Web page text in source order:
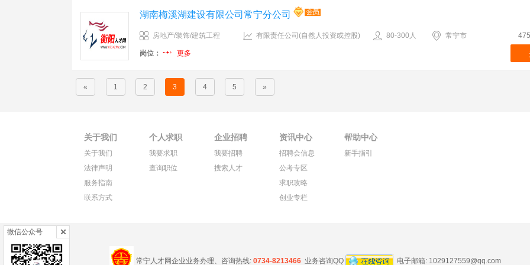
湖南梅溪湖建设有限公司常宁分公司
房地产/装饰/建筑工程 有限责任公司(自然人投资或控股) 80-300人 常宁市
岗位： 更多
« 1 2 3 4 5 »
关于我们
关于我们
法律声明
服务指南
联系方式
个人求职
我要求职
查询职位
企业招聘
我要招聘
搜索人才
资讯中心
招聘会信息
公考专区
求职攻略
创业专栏
帮助中心
新手指引
常宁人才网企业业务办理、咨询热线: 0734-8213466 业务咨询QQ 电子邮箱: 1029127559@qq.com
微信公众号